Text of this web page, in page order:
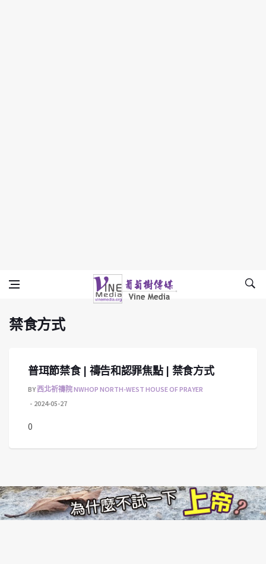
禁食方式
Vine Media
葡萄樹傳媒
禁食方式
普珥節禁食 | 禱告和認罪焦點 | 禁食方式
BY西北祈禱院 NWHOP NORTH-WEST HOUSE OF PRAYER
2024-05-27
0